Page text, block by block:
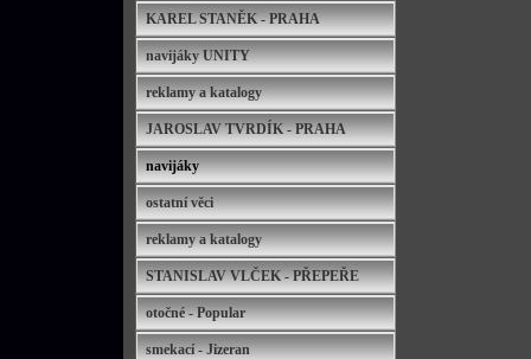
KAREL STANĚK - PRAHA
navijáky UNITY
reklamy a katalogy
JAROSLAV TVRDÍK - PRAHA
navijáky
ostatní věci
reklamy a katalogy
STANISLAV VLČEK - PŘEPEŘE
otočné - Popular
smekací - Jizeran